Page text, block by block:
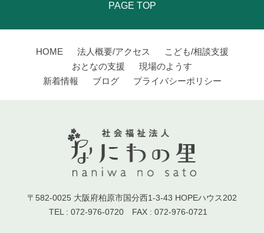
PAGE TOP
HOME 法人概要/アクセス
こども/相談支援
おとなの支援
現場のようす
新着情報
ブログ プライバシーポリシー
〒582-0025 大阪府柏原市国分西1-3-43 HOPEハウス202
TEL : 072-976-0720 FAX : 072-976-0721